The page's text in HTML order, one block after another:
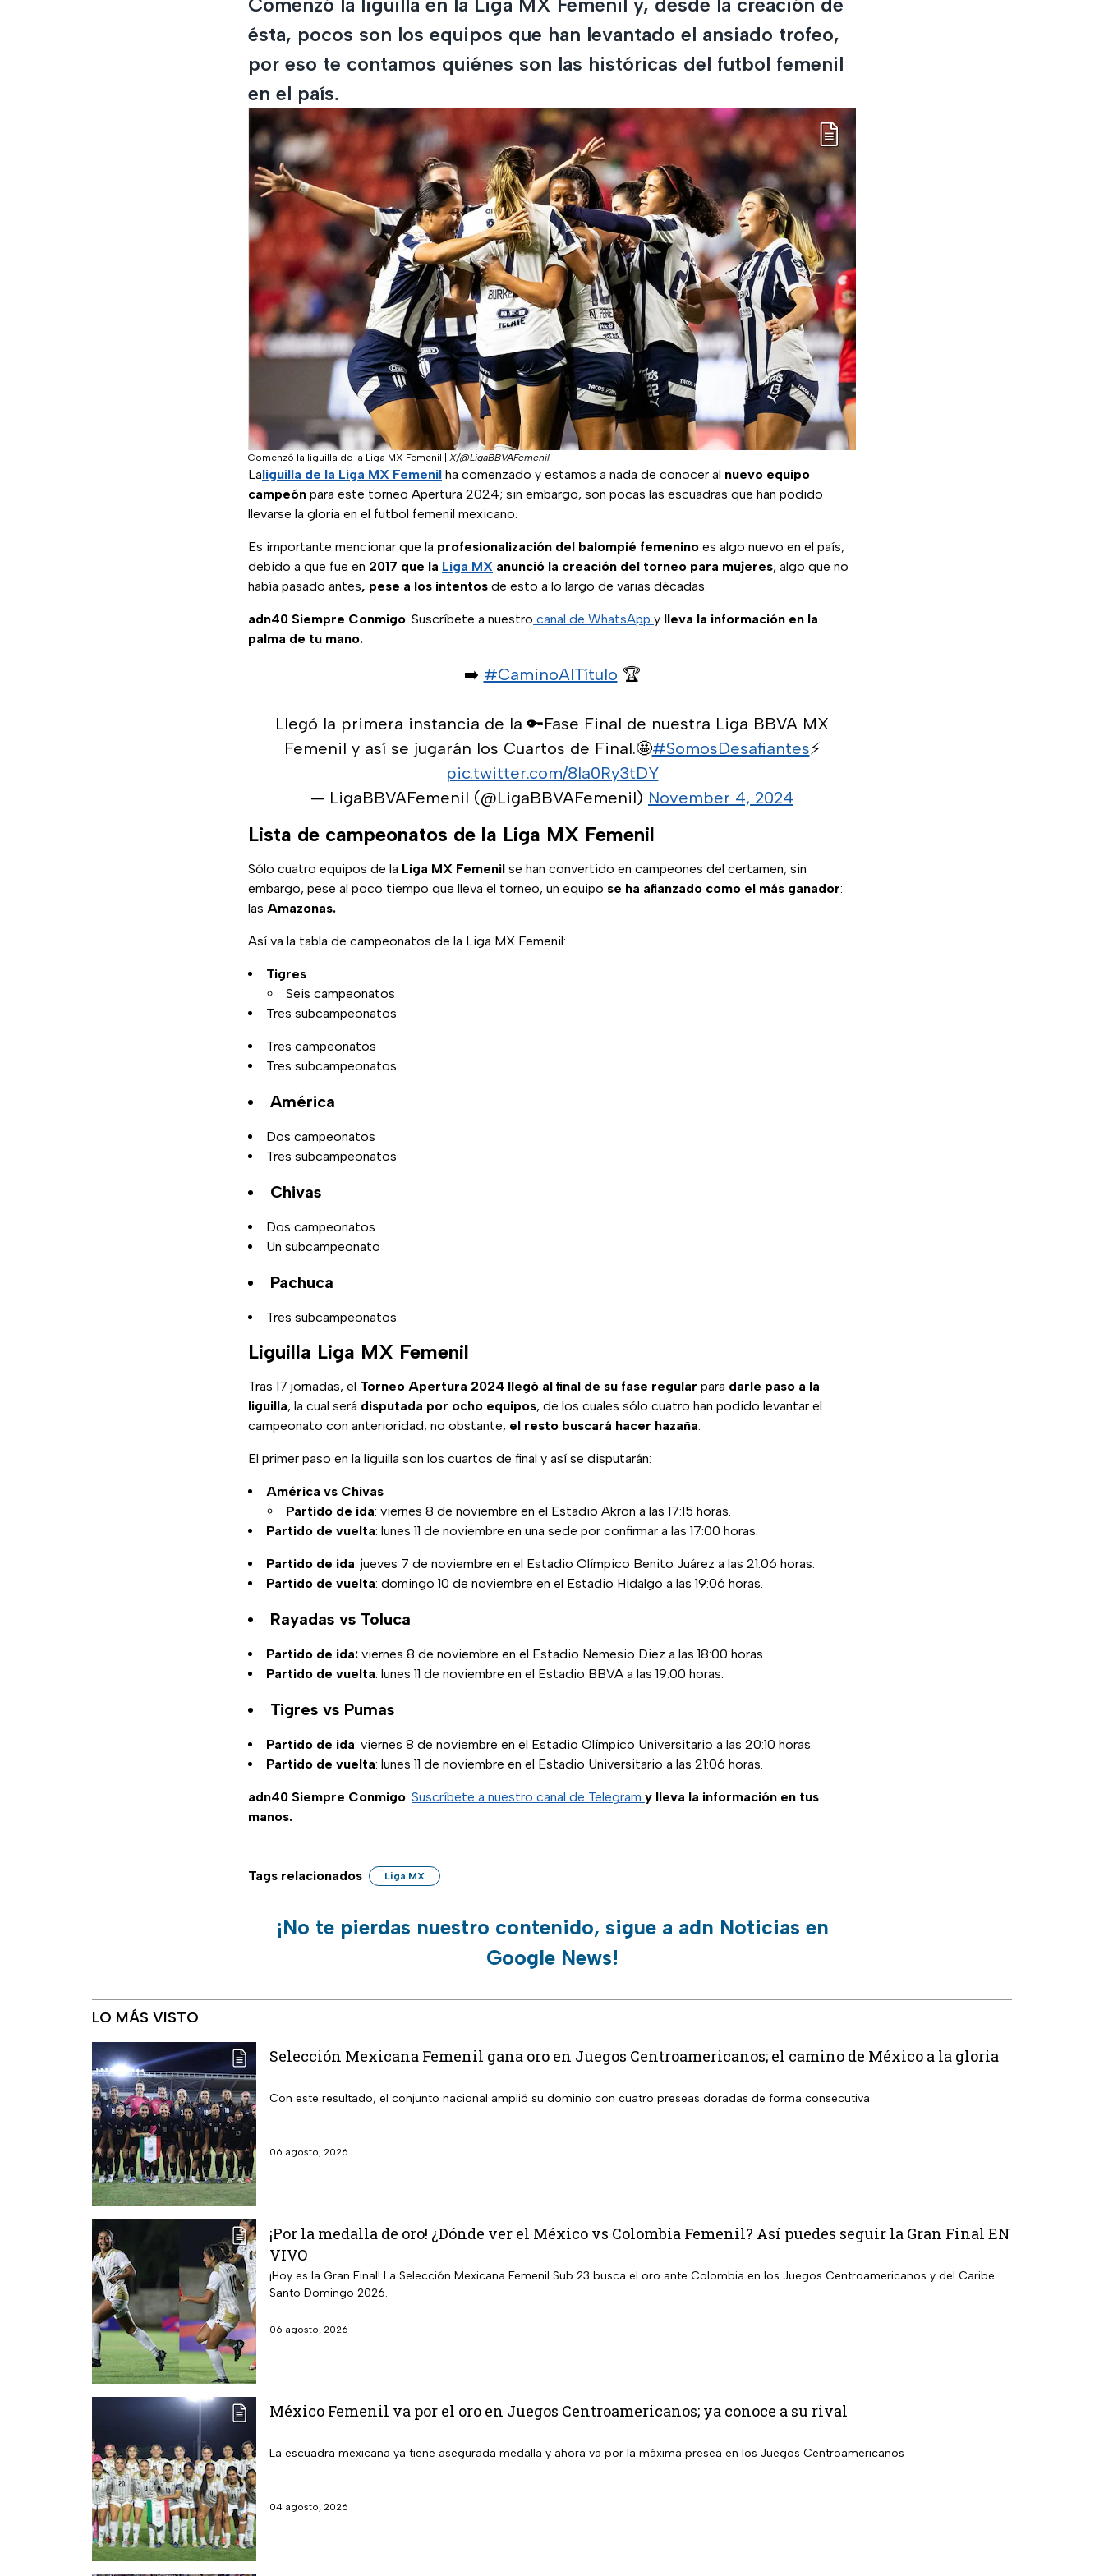
ésta, pocos son los equipos que han levantado el ansiado trofeo,
por eso te contamos quiénes son las históricas del futbol femenil
en el país.
Comenzó la liguilla de la Liga MX Femenil X/@LigaBBVAFemenil
Laliguilla de la Liga MX Femenil ha comenzado y estamos a nada de conocer al nuevo equipo
campeón para este torneo Apertura 2024; sin embargo, son pocas las escuadras que han podido
llevarse la gloria en el futbol femenil mexicano.
Es importante mencionar que la profesionalización del balompié femenino es algo nuevo en el país,
debido a que fue en 2017 que la Liga MX anunció la creación del torneo para mujeres, algo que no
había pasado antes, pese a los intentos de esto a lo largo de varias décadas.
adn40 Siempre Conmigo. Suscríbete a nuestro canal de WhatsApp y lleva la información en la
palma de tu mano.
➡️ #CaminoAlTítulo 🏆
Llegó la primera instancia de la 🔑Fase Final de nuestra Liga BBVA MX
Femenil y así se jugarán los Cuartos de Final.🤩#SomosDesafiantes⚡️
pic.twitter.com/8Ia0Ry3tDY
— LigaBBVAFemenil (@LigaBBVAFemenil) November 4, 2024
Lista de campeonatos de la Liga MX Femenil
Sólo cuatro equipos de la Liga MX Femenil se han convertido en campeones del certamen; sin
embargo, pese al poco tiempo que lleva el torneo, un equipo se ha afianzado como el más ganador:
las Amazonas.
Así va la tabla de campeonatos de la Liga MX Femenil:
Tigres
Seis campeonatos
Tres subcampeonatos
Tres campeonatos
Tres subcampeonatos
América
Dos campeonatos
Tres subcampeonatos
Chivas
Dos campeonatos
Un subcampeonato
Pachuca
Tres subcampeonatos
Liguilla Liga MX Femenil
Tras 17 jornadas, el Torneo Apertura 2024 llegó al final de su fase regular para darle paso a la
liguilla, la cual será disputada por ocho equipos, de los cuales sólo cuatro han podido levantar el
campeonato con anterioridad; no obstante, el resto buscará hacer hazaña.
El primer paso en la liguilla son los cuartos de final y así se disputarán:
América vs Chivas
Partido de ida: viernes 8 de noviembre en el Estadio Akron a las 17:15 horas.
Partido de vuelta: lunes 11 de noviembre en una sede por confirmar a las 17:00 horas.
Partido de ida: jueves 7 de noviembre en el Estadio Olímpico Benito Juárez a las 21:06 horas.
Partido de vuelta: domingo 10 de noviembre en el Estadio Hidalgo a las 19:06 horas.
Rayadas vs Toluca
Partido de ida: viernes 8 de noviembre en el Estadio Nemesio Diez a las 18:00 horas.
Partido de vuelta: lunes 11 de noviembre en el Estadio BBVA a las 19:00 horas.
Tigres vs Pumas
Partido de ida: viernes 8 de noviembre en el Estadio Olímpico Universitario a las 20:10 horas.
Partido de vuelta: lunes 11 de noviembre en el Estadio Universitario a las 21:06 horas.
adn40 Siempre Conmigo. Suscríbete a nuestro canal de Telegram y lleva la información en tus
manos.
Tags relacionados Liga MX
¡No te pierdas nuestro contenido, sigue a adn Noticias en
Google News!
LO MÁS VISTO
Selección Mexicana Femenil gana oro en Juegos Centroamericanos; el camino de México a la gloria
Con este resultado, el conjunto nacional amplió su dominio con cuatro preseas doradas de forma consecutiva
06 agosto, 2026
¡Por la medalla de oro! ¿Dónde ver el México vs Colombia Femenil? Así puedes seguir la Gran Final EN
VIVO
¡Hoy es la Gran Final! La Selección Mexicana Femenil Sub 23 busca el oro ante Colombia en los Juegos Centroamericanos y del Caribe
Santo Domingo 2026.
06 agosto, 2026
México Femenil va por el oro en Juegos Centroamericanos; ya conoce a su rival
La escuadra mexicana ya tiene asegurada medalla y ahora va por la máxima presea en los Juegos Centroamericanos
04 agosto, 2026